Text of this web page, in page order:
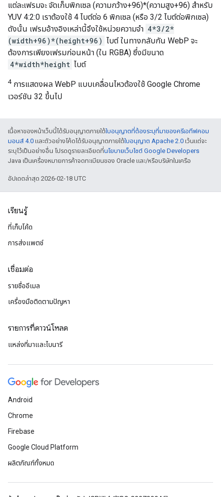
แต่ละเฟรมจะ จัดเก็บพิกเซล (ความกว้าง+96)*(ความสูง+96) สำหรับ
YUV 4:2:0 เราต้องใช้ 4 ไบต์ต่อ 6 พิกเซล (หรือ 3/2 ไบต์ต่อพิกเซล)
ดังนั้น เฟรมอ้างอิงเหล่านี้จึงใช้หน่วยความจำ 4*3/2*
(width+96)*(height+96) ไบต์ ในทางกลับกัน WebP จะ
ต้องการเพียงเฟรมก่อนหน้า (ใน RGBA) ซึ่งมีขนาด
4*width*height ไบต์
4การแสดงผล WebP แบบเคลื่อนไหวต้องใช้ Google Chrome
เวอร์ชัน 32 ขึ้นไป
เนื้อหาของหน้าเว็บนี้ได้รับอนุญาตภายใต้ใบอนุญาตที่ต้องระบุที่มาของครีเอทีฟคอม
มอนส์ 4.0 และตัวอย่างโค้ดได้รับอนุญาตภายใต้ใบอนุญาต Apache 2.0 เว้นแต่จะ
ระบุไว้เป็นอย่างอื่น โปรดดูรายละเอียดที่นโยบายเว็บไซต์ Google Developers
Java เป็นเครื่องหมายการค้าจดทะเบียนของ Oracle และ/หรือบริษัทในเครือ
อัปเดตล่าสุด 2026-02-18 UTC
เรียนรู้
ที่เก็บโค้ด
การส่งแพตช์
เชื่อมต่อ
รายชื่ออีเมล
เครื่องมือติดตามปัญหา
รายการที่ดาวน์โหลด
แหล่งที่มาและไบนารี
Android
Chrome
Firebase
Google Cloud Platform
ผลิตภัณฑ์ทั้งหมด